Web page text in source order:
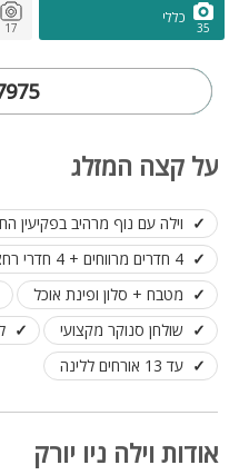
35
כללי
17
על קצה המזלג
וילה עם נוף מרהיב בפקיעין
4 חדרים מרווחים + 4 חדרי רחצה
מטבח + סלון ופינת אוכל
שולחן סנוקר מקצועי
עד 13 אורחים ללינה
אודות וילה ניו יורק